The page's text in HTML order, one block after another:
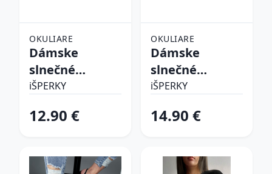
OKULIARE
Dámske
slnečné
okuliare
iŠPERKY
12.90 €
OKULIARE
Dámske
slnečné
okuliare
iŠPERKY
14.90 €